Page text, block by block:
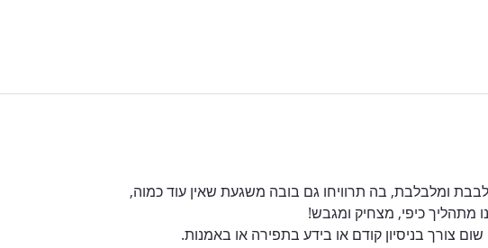
ומלבלבת, בה תרוויחו גם בובה משגעת שאין עוד כמוה,
מתהליך כיפי, מצחיק ומגבש!
שום צורך בניסיון קודם או בידע בתפירה או באמנות.